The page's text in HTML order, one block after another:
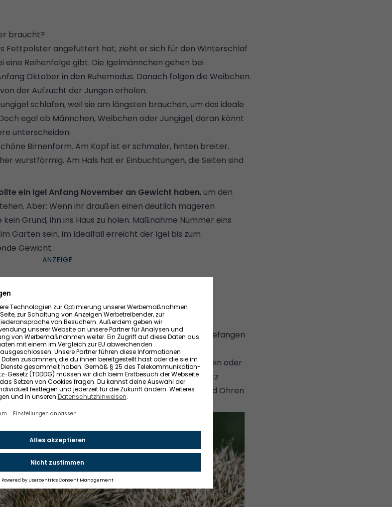
braucht?
Fettpolster angefuttert hat, zieht er sich für den Winterschlaf
eine Reihenfolge gibt. Die Igelmännchen gehen bei
Oktober in den Ruhemodus. Danach folgen die Weibchen.
der Aufzucht der Jungen erholen.
schlafen, weil sie am längsten brauchen, um das ideale
egal ob Männchen, Weibchen oder Jungigel, daran könnt
unterscheiden:
Birnenform. Am Kopf ist er schmaler, hinten breiter.
wurstförmig. Am Hals hat er Einbuchtungen, die Seiten sind
ein Igel Anfang November an Gewicht haben, um den
Aber: Wenn ihr draußen einen deutlich mageren
Grund, ihn ins Haus zu holen. Maßnahme Nummer eins
Garten sein. Im Idealfall erreicht der Igel bis zum
Gewicht.
zum Füttern?
kein Haustier. Igel gehören zu den besonders
laut Bundesartenschutzverordnung nicht gefangen
unter Umständen eine Geldstrafe.
Igel. Das können kranke oder verletzte Igel sein oder
durch eine Baustelle) von ihrem angestammten Platz
ihr mutterlose Igeljunge mit geschlossenen Augen und Ohren
eingreifen.